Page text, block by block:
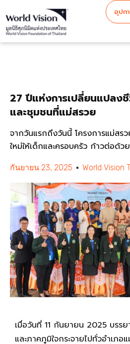
อุปกา
27 ปีแห่งการเปลี่ยนแปลง
และชุมชนที่แม่สรวย
จากวันแรกถึงวันนี้ โครงการแม่สร
ใหม่ให้เด็กและครอบครัว ก้าวต่อด้
กันยายน 23, 2025 World Vision
เมื่อวันที่ 11 กันยายน 2025 บรร
และภาคภูมิใจกระจายไปทั่วอำเภ